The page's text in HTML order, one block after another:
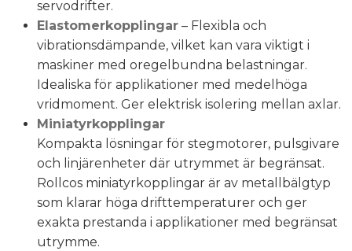
servodrifter.
Elastomerkopplingar – Flexibla och
vibrationsdämpande, vilket kan vara viktigt i
maskiner med oregelbundna belastningar.
Idealiska för applikationer med medelhöga
vridmoment. Ger elektrisk isolering mellan axlar.
Miniatyrkopplingar
Kompakta lösningar för stegmotorer, pulsgivare
och linjärenheter där utrymmet är begränsat.
Rollcos miniatyrkopplingar är av metallbälgtyp
som klarar höga drifttemperaturer och ger
exakta prestanda i applikationer med begränsat
utrymme.